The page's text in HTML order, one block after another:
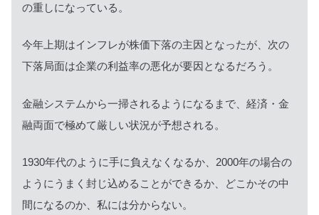
の重しになっている。
今年上期はインフレが株価下落の主因となったが、次の
下落局面は企業の利益率の悪化が要因となるだろう。
金融システムから一掃されるようになるまで、経済・金
融両面で極めて厳しい状況が予想される。
1930年代のように手に負えなくなるか、2000年の場合の
ようにうまく封じ込めることができるか、どこかその中
間になるのか、私には分からない。